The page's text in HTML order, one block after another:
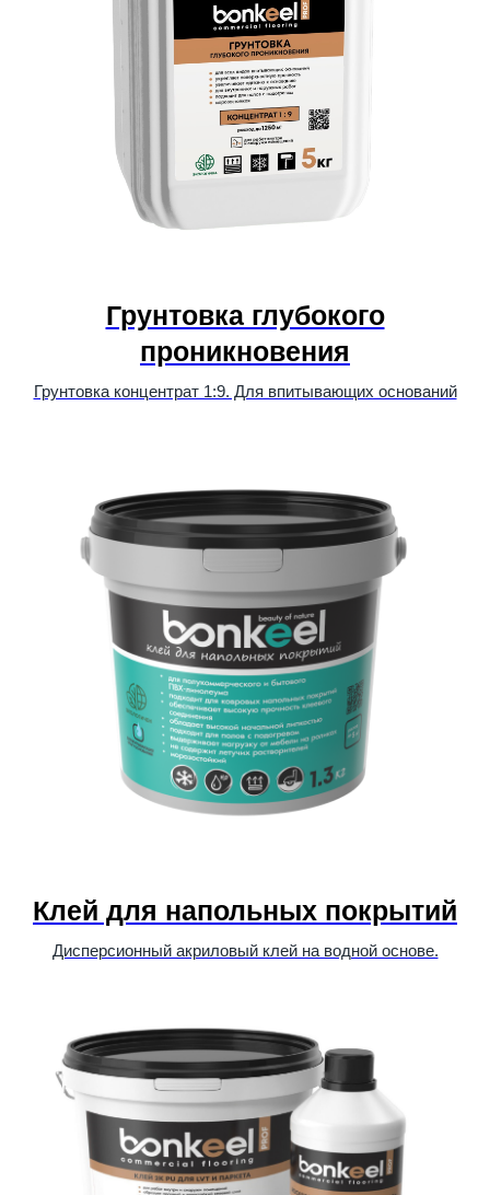
Грунтовка глубокого
проникновения
Грунтовка концентрат 1:9. Для впитывающих оснований
Клей для напольных покрытий
Дисперсионный акриловый клей на водной основе.